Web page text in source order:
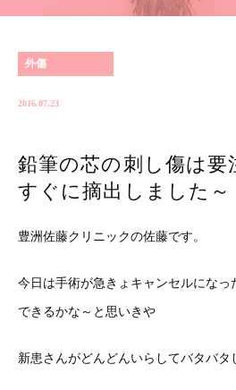
外傷
2016.07.23
鉛筆の芯の刺し傷は要
すぐに摘出しました～
豊洲佐藤クリニックの佐藤です。
今日は手術が急きょキャンセルにな
できるかな～と思いきや
新患さんがどんどんいらしてバタバタ